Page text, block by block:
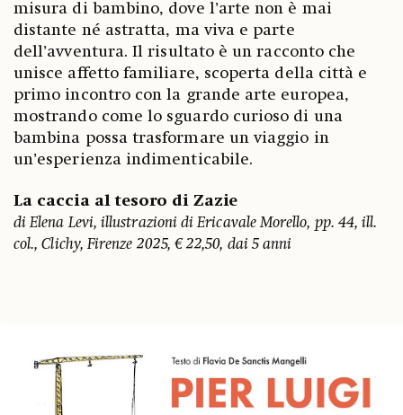
misura di bambino, dove l’arte non è mai
distante né astratta, ma viva e parte
dell’avventura. Il risultato è un racconto che
unisce affetto familiare, scoperta della città e
primo incontro con la grande arte europea,
mostrando come lo sguardo curioso di una
bambina possa trasformare un viaggio in
un’esperienza indimenticabile.
La caccia al tesoro di Zazie
di Elena Levi, illustrazioni di Ericavale Morello, pp. 44, ill.
col., Clichy, Firenze 2025, € 22,50, dai 5 anni